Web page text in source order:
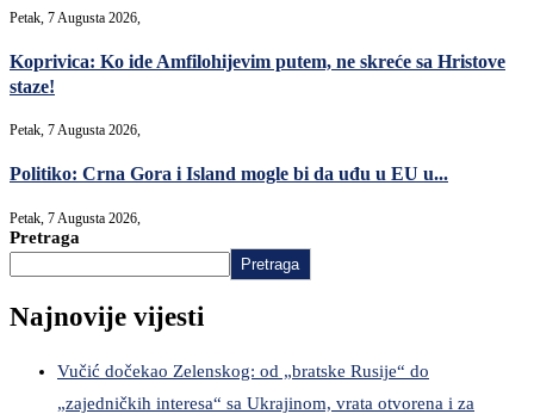
Petak, 7 Augusta 2026,
Koprivica: Ko ide Amfilohijevim putem, ne skreće sa Hristove
staze!
Petak, 7 Augusta 2026,
Politiko: Crna Gora i Island mogle bi da uđu u EU u...
Petak, 7 Augusta 2026,
Pretraga
Pretraga
Najnovije vijesti
Vučić dočekao Zelenskog: od „bratske Rusije“ do
„zajedničkih interesa“ sa Ukrajinom, vrata otvorena i za